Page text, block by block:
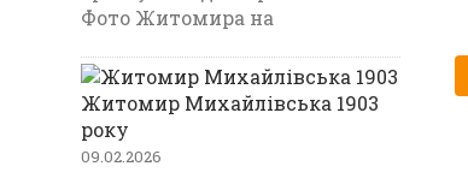
Фото Житомира на
Житомир Михайлівська 1903
року
09.02.2026